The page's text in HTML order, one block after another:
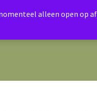
alleen open op